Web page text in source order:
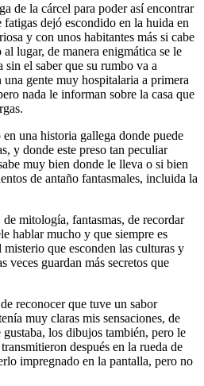
de la cárcel para poder así encontrar
dejó escondido en la huida en
y con unos habitantes más si cabe
lugar, de manera enigmática se le
el saber que su rumbo va a
gente muy hospitalaria a primera
nada le informan sobre la casa que
una historia gallega donde puede
y donde este preso tan peculiar
muy bien donde le lleva o si bien
de antaño fantasmales, incluida la
mitología, fantasmas, de recordar
hablar mucho y que siempre es
que esconden las culturas y
veces guardan más secretos que
reconocer que tuve un sabor
muy claras mis sensaciones, de
los dibujos también, pero le
después en la rueda de
impregnado en la pantalla, pero no